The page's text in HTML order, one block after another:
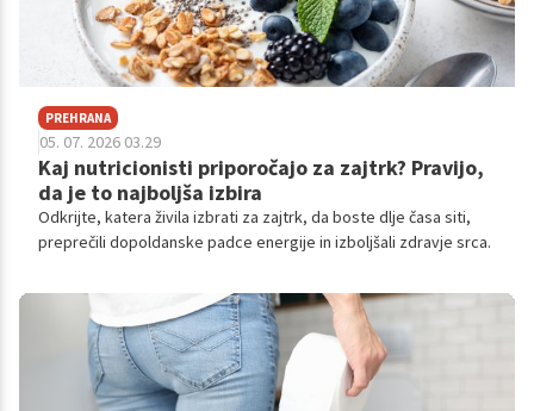
PREHRANA
05. 07. 2026 03.29
Kaj nutricionisti priporočajo za zajtrk? Pravijo,
da je to najboljša izbira
Odkrijte, katera živila izbrati za zajtrk, da boste dlje časa siti,
preprečili dopoldanske padce energije in izboljšali zdravje srca.